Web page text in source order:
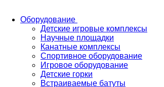
Оборудование
Детские игровые комплексы
Научные площадки
Канатные комплексы
Спортивное оборудование
Игровое оборудование
Детские горки
Встраиваемые батуты